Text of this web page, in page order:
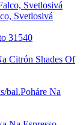
Svetlosivá
31540
Citrón Shades Of
Poháre Na